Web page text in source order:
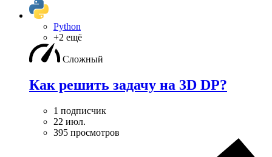
Python
+2 ещё
Сложный
Как решить задачу на 3D DP?
1 подписчик
22 июл.
395 просмотров